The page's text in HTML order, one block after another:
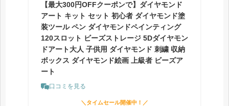
【最大300円OFFクーポンで】ダイヤモンド
アート キット セット 初心者 ダイヤモンド塗
装ツール ペン ダイヤモンドペインティング
120スロット ビーズストレージ 5Dダイヤモン
ドアート大人 子供用 ダイヤモンド 刺繍 収納
ボックス ダイヤモンド絵画 上級者 ビーズア
ート
口コミを見る
＼タイムセール開催中！／